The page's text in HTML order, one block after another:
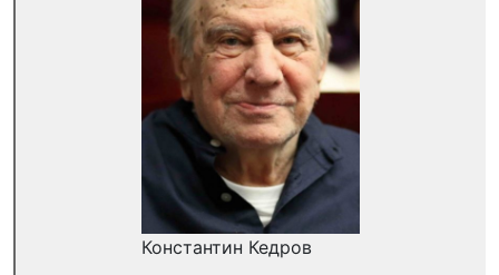
Константин Кедров